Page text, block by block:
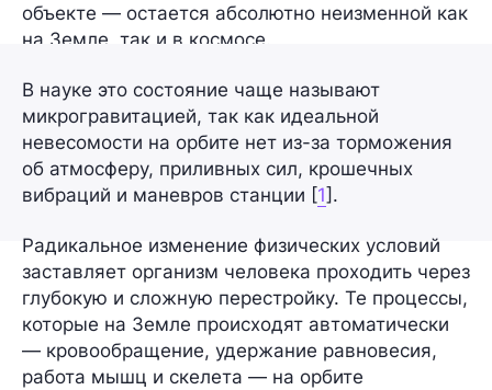
объекте — остается абсолютно неизменной как
на Земле, так и в космосе.
В науке это состояние чаще называют
микрогравитацией, так как идеальной
невесомости на орбите нет из-за торможения
об атмосферу, приливных сил, крошечных
вибраций и маневров станции [1].
Радикальное изменение физических условий
заставляет организм человека проходить через
глубокую и сложную перестройку. Те процессы,
которые на Земле происходят автоматически
— кровообращение, удержание равновесия,
работа мышц и скелета — на орбите